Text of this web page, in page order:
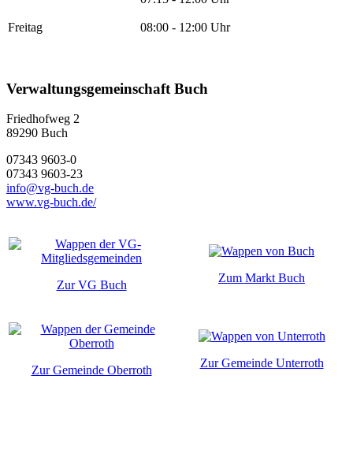
Freitag 08:00 - 12:00 Uhr
Verwaltungsgemeinschaft Buch
Friedhofweg 2
89290 Buch
07343 9603-0
07343 9603-23
info@vg-buch.de
www.vg-buch.de/
Zur VG Buch
Zum Markt Buch
Zur Gemeinde Oberroth
Zur Gemeinde Unterroth